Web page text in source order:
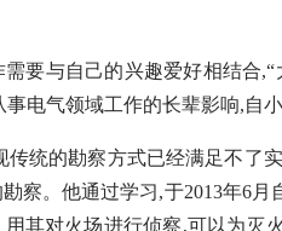
与自己的兴趣爱好相结合,“
电气领域工作的长辈影响,自
的勘察方式已经满足不了实
察。他通过学习,于2013年6
其对火场进行侦察,可以为灭